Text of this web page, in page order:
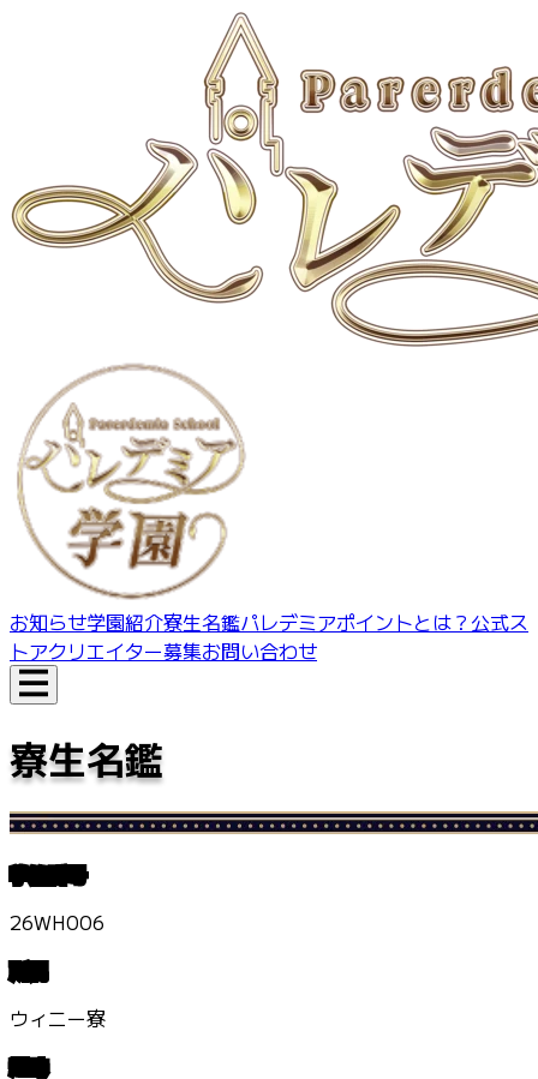
お知らせ学園紹介寮生名鑑パレデミアポイントとは？ 公式ス
トアクリエイター募集お問い合わせ
寮生名鑑
学籍番号
26WH006
所属
ウィニー寮
趣味